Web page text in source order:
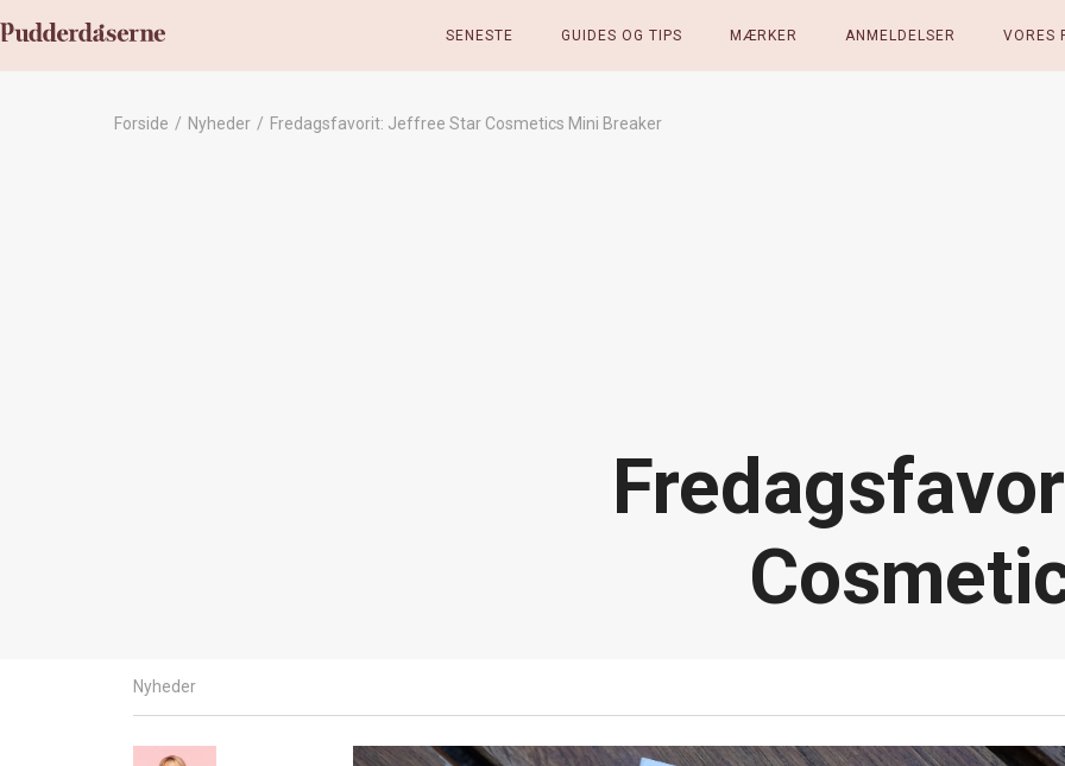
SENESTE GUIDES OG TIPS MÆRKER ANMELDELSER VORES
Forside / Nyheder / Fredagsfavorit: Jeffree Star Cosmetics Mini Breaker
Nyheder